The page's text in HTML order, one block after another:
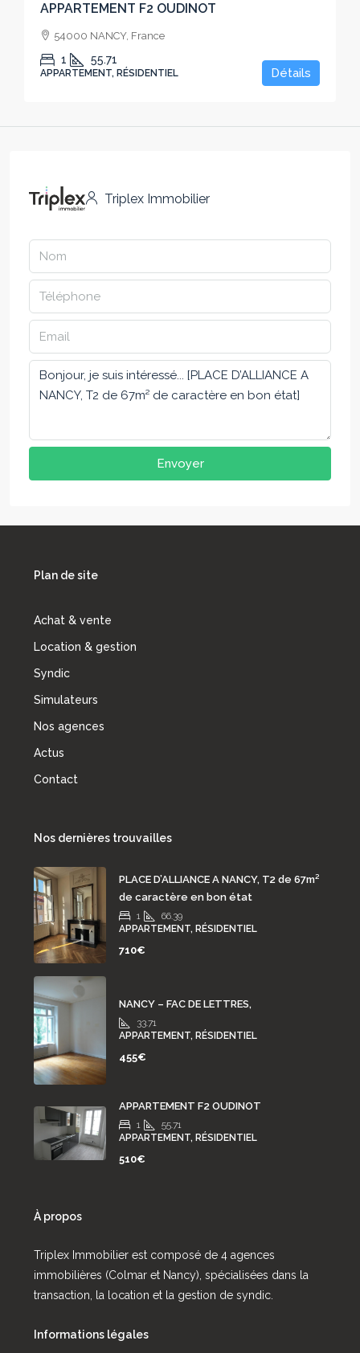
APPARTEMENT F2 OUDINOT
54000 NANCY, France
1 55.71
APPARTEMENT, RÉSIDENTIEL Détails
Triplex Immobilier
Envoyer
Plan de site
Achat & vente
Location & gestion
Syndic
Simulateurs
Nos agences
Actus
Contact
Nos dernières trouvailles
PLACE D’ALLIANCE A NANCY, T2 de 67m²
de caractère en bon état
1
66.39
APPARTEMENT, RÉSIDENTIEL
710€
NANCY – FAC DE LETTRES,
33.71
APPARTEMENT, RÉSIDENTIEL
455€
APPARTEMENT F2 OUDINOT
1
55.71
APPARTEMENT, RÉSIDENTIEL
510€
À propos
Triplex Immobilier est composé de 4 agences
immobilières (Colmar et Nancy), spécialisées dans la
transaction, la location et la gestion de syndic.
Informations légales